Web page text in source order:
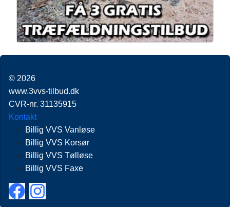
© 2026
www.3vvs-tilbud.dk
CVR-nr. 31135915
Kontakt
Billig VVS Vanløse
Billig VVS Korsør
Billig VVS Tølløse
Billig VVS Faxe